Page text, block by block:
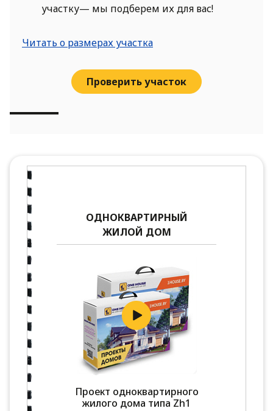
участку— мы подберем их для вас!
Читать о размерах участка
Проверить участок
ОДНОКВАРТИРНЫЙ
ЖИЛОЙ ДОМ
Проект одноквартирного
жилого дома типа Zh1